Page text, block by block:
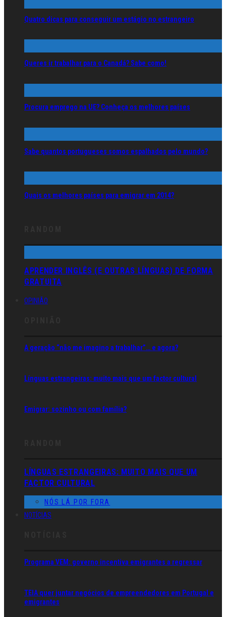
Quatro dicas para conseguir um estágio no estrangeiro
Queres ir trabalhar para o Canadá? Sabe como!
Procura emprego na UE? Conheça os melhores países
Sabe quantos portugueses somos espalhados pelo mundo?
Quais os melhores países para emigrar em 2014?
APRENDER INGLÊS (E OUTRAS LÍNGUAS) DE FORMA
GRATUITA
OPINIÃO
A geração “não me imagino a trabalhar”… e agora?
Línguas estrangeiras: muito mais que um factor cultural
Emigrar: sozinho ou com família?
LÍNGUAS ESTRANGEIRAS: MUITO MAIS QUE UM
FACTOR CULTURAL
NÓS LÁ POR FORA
NOTÍCIAS
Programa VEM: governo incentiva emigrantes a regressar
TEIA quer juntar negócios de empreendedores em Portugal e
emigrantes